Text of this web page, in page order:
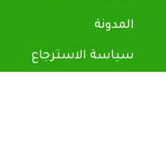
المدونة
سياسة الاسترجاع